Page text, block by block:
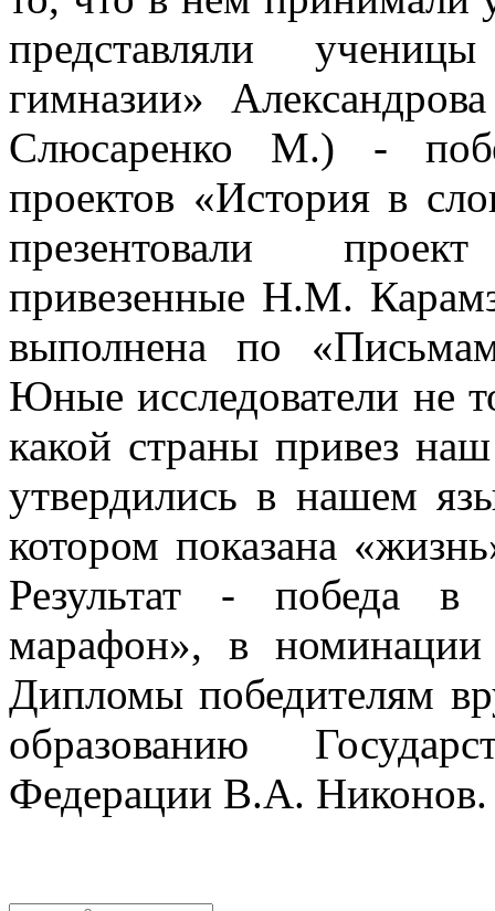
представляли
гимназии»
Слюсаренко М.) -
проектов «История в
презентовали
привезенные Н.М.
выполнена по
Юные исследователи не
какой страны привез
утвердились в нашем
котором показана
Результат - победа в
марафон», в
Дипломы победителям
образованию
Федерации В.А. Никонов.